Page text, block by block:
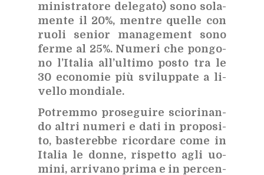
mi­ni­stra­to­re de­le­ga­to) sono so­la­
men­te il 20%, men­tre quel­le con
ruo­li se­nior ma­na­ge­ment sono
fer­me al 25%. Nu­me­ri che pon­go­
no l’I­ta­lia al­l’ul­ti­mo po­sto tra le
30 eco­no­mie più svi­lup­pa­te a li­
vel­lo mon­dia­le.
Po­trem­mo pro­se­gui­re scio­ri­nan­
do al­tri nu­me­ri e dati in pro­po­si­
to, ba­ste­reb­be ri­cor­da­re come in
Ita­lia le don­ne, ri­spet­to agli uo­
mi­ni, ar­ri­va­no pri­ma e in per­cen­